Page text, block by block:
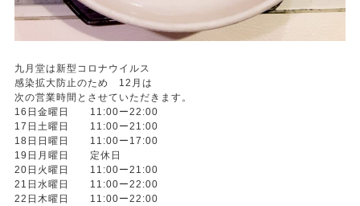
九月堂は新型コロナウイルス
感染拡大防止のため 12月は
次の営業時間とさせていただきます。
16日金曜日 11:00ー22:00
17日土曜日 11:00ー21:00
18日日曜日 11:00ー17:00
19日月曜日 定休日
20日火曜日 11:00ー21:00
21日水曜日 11:00ー22:00
22日木曜日 11:00ー22:00